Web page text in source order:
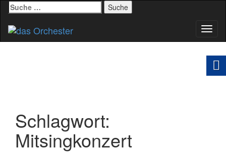
Suche
nach:
Schlagwort:
Mitsingkonzert